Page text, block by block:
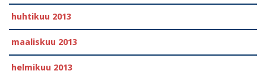
huhtikuu 2013
maaliskuu 2013
helmikuu 2013